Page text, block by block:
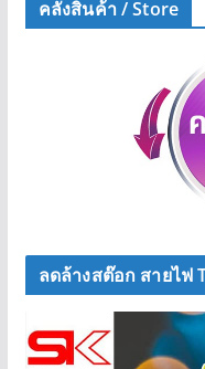
คลังสินค้า / Store
ลดล้างสต๊อก สายไฟ